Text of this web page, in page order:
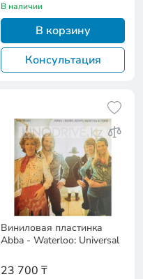
В наличии
В корзину
Консультация
Виниловая пластинка
Abba - Waterloo: Universal
23 700 ₸